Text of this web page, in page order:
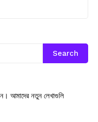
Search
আমাদের নতুন লেখাগুলি